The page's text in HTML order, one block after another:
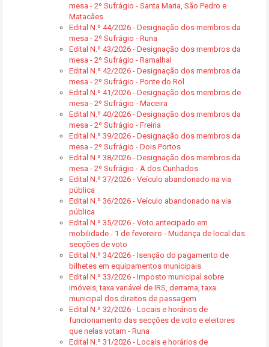
mesa - 2º Sufrágio - Santa Maria, São Pedro e
Matacães
Edital N.º 44/2026 - Designação dos membros da
mesa - 2º Sufrágio - Runa
Edital N.º 43/2026 - Designação dos membros da
mesa - 2º Sufrágio - Ramalhal
Edital N.º 42/2026 - Designação dos membros da
mesa - 2º Sufrágio - Ponte do Rol
Edital N.º 41/2026 - Designação dos membros de
mesa - 2º Sufrágio - Maceira
Edital N.º 40/2026 - Designação dos membros da
mesa - 2º Sufrágio - Freiria
Edital N.º 39/2026 - Designação dos membros da
mesa - 2º Sufrágio - Dois Portos
Edital N.º 38/2026 - Designação dos membros da
mesa - 2º Sufrágio - A dos Cunhados
Edital N.º 37/2026 - Veículo abandonado na via
pública
Edital N.º 36/2026 - Veículo abandonado na via
pública
Edital N.º 35/2026 - Voto antecipado em
mobilidade - 1 de fevereiro - Mudança de local das
secções de voto
Edital N.º 34/2026 - Isenção do pagamento de
bilhetes em equipamentos municipais
Edital N.º 33/2026 - Imposto municipal sobre
imóveis, taxa variável de IRS, derrama, taxa
municipal dos direitos de passagem
Edital N.º 32/2026 - Locais e horários de
funcionamento das secções de voto e eleitores
que nelas votam - Runa
Edital N.º 31/2026 - Locais e horários de